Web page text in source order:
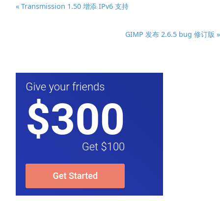
« Transmission 1.50 增添 IPv6 支持
GIMP 发布 2.6.5 bug 修订版 »